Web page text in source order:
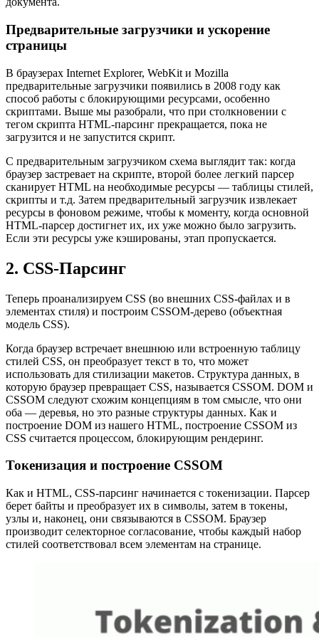
Предварительные загрузчики и ускорение
страницы
В браузерах Internet Explorer, WebKit и Mozilla
предварительные загрузчики появились в 2008 году как
способ работы с блокирующими ресурсами, особенно
скриптами. Выше мы разобрали, что при столкновении с
тегом скрипта HTML-парсинг прекращается, пока не
загрузится и не запустится скрипт.
С предварительным загрузчиком схема выглядит так: когда
браузер застревает на скрипте, второй более легкий парсер
сканирует HTML на необходимые ресурсы — таблицы стилей,
скрипты и т.д. Затем предварительный загрузчик извлекает
ресурсы в фоновом режиме, чтобы к моменту, когда основной
HTML-парсер достигнет их, их уже можно было загрузить.
Если эти ресурсы уже кэшированы, этап пропускается.
2. CSS-Парсинг
Теперь проанализируем CSS (во внешних CSS-файлах и в
элементах стиля) и построим CSSOM-дерево (объектная
модель CSS).
Когда браузер встречает внешнюю или встроенную таблицу
стилей CSS, он преобразует текст в то, что может
использовать для стилизации макетов. Структура данных, в
которую браузер превращает CSS, называется CSSOM. DOM и
CSSOM следуют схожим концепциям в том смысле, что они
оба — деревья, но это разные структуры данных. Как и
построение DOM из нашего HTML, построение CSSOM из
CSS считается процессом, блокирующим рендеринг.
Токенизация и построение CSSOM
Как и HTML, CSS-парсинг начинается с токенизации. Парсер
берет байты и преобразует их в символы, затем в токены,
узлы и, наконец, они связываются в CSSOM. Браузер
производит селекторное согласование, чтобы каждый набор
стилей соответствовал всем элементам на странице.